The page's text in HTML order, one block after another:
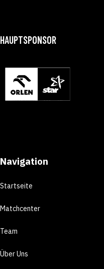
HAUPTSPONSOR
Navigation
Startseite
Matchcenter
Team
Über Uns